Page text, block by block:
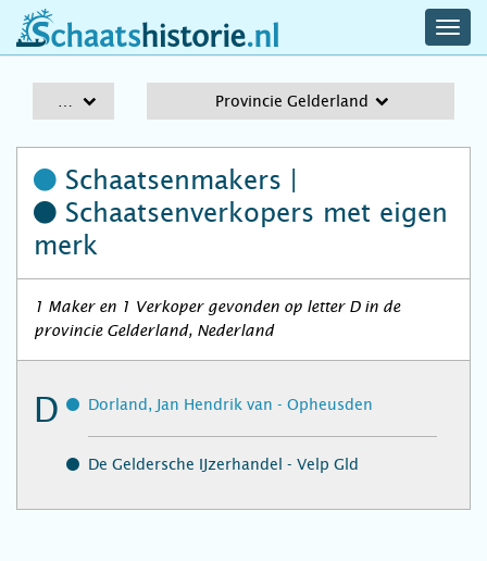
schaatshistorie.nl
Provincie Gelderland
Schaatsenmakers |
Schaatsenverkopers met eigen
merk
1 Maker en 1 Verkoper gevonden op letter D in de
provincie Gelderland, Nederland
D Dorland, Jan Hendrik van - Opheusden
De Geldersche IJzerhandel - Velp Gld